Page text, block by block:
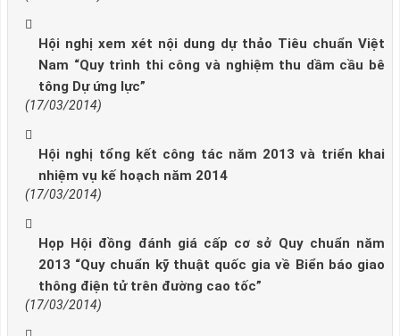
Hội nghị xem xét nội dung dự thảo Tiêu chuẩn Việt
Nam “Quy trình thi công và nghiệm thu dầm cầu bê
tông Dự ứng lực”
(17/03/2014)
Hội nghị tổng kết công tác năm 2013 và triển khai
nhiệm vụ kế hoạch năm 2014
(17/03/2014)
Họp Hội đồng đánh giá cấp cơ sở Quy chuẩn năm
2013 “Quy chuẩn kỹ thuật quốc gia về Biển báo giao
thông điện tử trên đường cao tốc”
(17/03/2014)